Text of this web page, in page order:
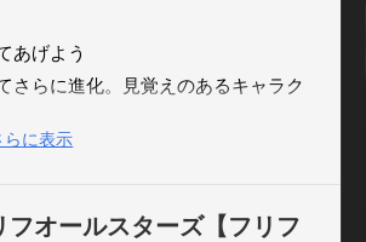
あげよう
さらに進化。見覚えのあるキャラク
ルを発動して戦局を打開しよう！
らに表示
フオールスターズ【フリフ